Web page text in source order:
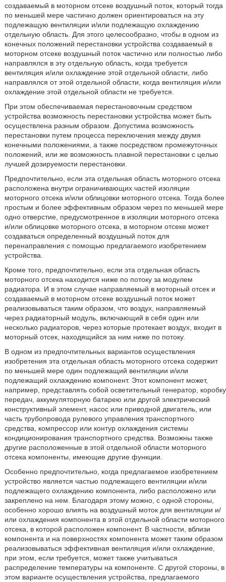
создаваемый в моторном отсеке воздушный поток, который тогда
по меньшей мере частично должен ориентироваться на эту
подлежащую вентиляции и/или подлежащую охлаждению
отдельную область. Для этого целесообразно, чтобы в одном из
конечных положений перестановки устройства создаваемый в
моторном отсеке воздушный поток частично или полностью либо
направлялся в эту отдельную область, когда требуется
вентиляция и/или охлаждение этой отдельной области, либо
направлялся от этой отдельной области, когда вентиляция и/или
охлаждение этой отдельной области не требуется.
При этом обеспечиваемая перестановочным средством
устройства возможность перестановки устройства может быть
осуществлена разным образом. Допустима возможность
перестановки путем процесса переключения между двумя
конечными положениями, а также посредством промежуточных
положений, или же возможность плавной перестановки с целью
лучшей дозируемости перестановки.
Предпочтительно, если эта отдельная область моторного отсека
расположена внутри ограничивающих частей изоляции
моторного отсека и/или облицовки моторного отсека. Тогда более
простым и более эффективным образом через по меньшей мере
одно отверстие, предусмотренное в изоляции моторного отсека
и/или облицовке моторного отсека, в моторном отсеке может
создаваться определенный воздушный поток для
перенаправления с помощью предлагаемого изобретением
устройства.
Кроме того, предпочтительно, если эта отдельная область
моторного отсека находится ниже по потоку за модулем
радиатора. И в этом случае направляемый в моторный отсек и
создаваемый в моторном отсеке воздушный поток может
реализовываться таким образом, что воздух, направляемый
через радиаторный модуль, включающий в себя один или
несколько радиаторов, через которые протекает воздух, входит в
моторный отсек, находящийся за ним ниже по потоку.
В одном из предпочтительных вариантов осуществления
изобретения эта отдельная область моторного отсека содержит
по меньшей мере один подлежащий вентиляции и/или
подлежащий охлаждению компонент. Этот компонент может,
например, представлять собой осветительный генератор, коробку
передач, аккумуляторную батарею или другой электрический
конструктивный элемент, насос или приводной двигатель, или
часть трубопровода рулевого управления транспортного
средства, компрессор или контур охлаждения системы
кондиционирования транспортного средства. Возможны также
другие расположенные в этой отдельной области моторного
отсека компоненты, имеющие другие функции.
Особенно предпочтительно, когда предлагаемое изобретением
устройство является частью подлежащего вентиляции и/или
подлежащего охлаждению компонента, либо расположено или
закреплено на нем. Благодаря этому можно, с одной стороны,
особенно хорошо влиять на воздушный моток для вентиляции и/
или охлаждения компонента в этой отдельной области моторного
отсека, в которой расположен компонент. В частности, вблизи
компонента и на поверхностях компонента может таким образом
реализовываться эффективная вентиляция и/или охлаждение,
при этом, если требуется, может также учитываться
распределение температуры на компоненте. С другой стороны, в
этом варианте осуществления устройства, предлагаемого